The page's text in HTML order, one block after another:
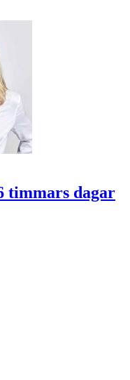
timmars dagar